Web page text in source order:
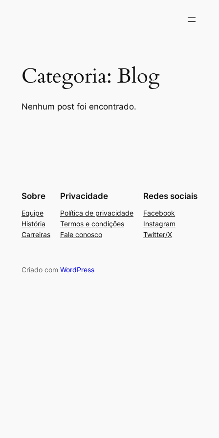
Categoria: Blog
Nenhum post foi encontrado.
Sobre
Equipe
História
Carreiras
Privacidade
Política de privacidade
Termos e condições
Fale conosco
Redes sociais
Facebook
Instagram
Twitter/X
Criado com WordPress